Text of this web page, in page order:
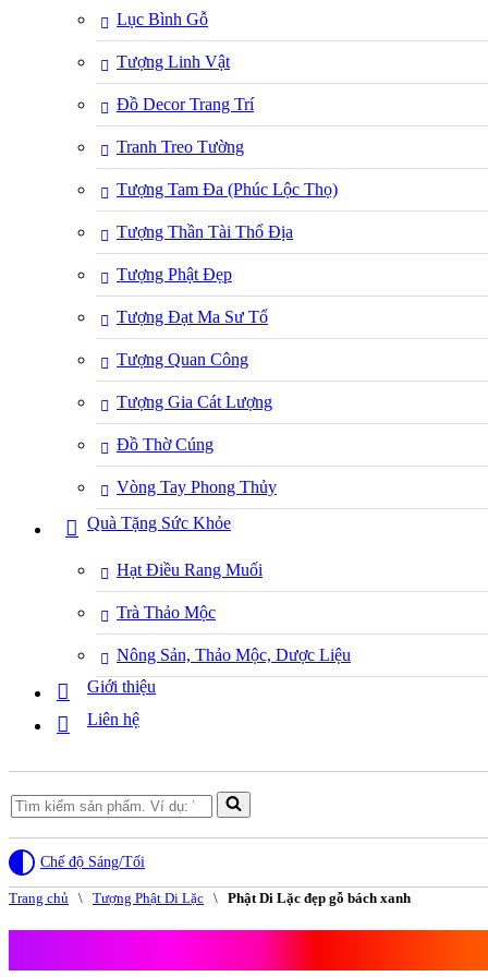
Lục Bình Gỗ
Tượng Linh Vật
Đồ Decor Trang Trí
Tranh Treo Tường
Tượng Tam Đa (Phúc Lộc Thọ)
Tượng Thần Tài Thổ Địa
Tượng Phật Đẹp
Tượng Đạt Ma Sư Tổ
Tượng Quan Công
Tượng Gia Cát Lượng
Đồ Thờ Cúng
Vòng Tay Phong Thủy
Quà Tặng Sức Khỏe
Hạt Điều Rang Muối
Trà Thảo Mộc
Nông Sản, Thảo Mộc, Dược Liệu
Giới thiệu
Liên hệ
Search
for...
Chế độ Sáng/Tối
Trang chủ \ Tượng Phật Di Lặc \ Phật Di Lặc đẹp gỗ bách xanh